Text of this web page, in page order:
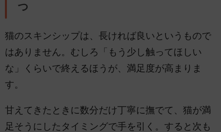
つ
猫のスキンシップは、長ければ良いというもので
はありません。むしろ「もう少し触ってほしい
な」くらいで終えるほうが、満足度が高まりま
す。
甘えてきたときに数分だけ丁寧に撫でて、猫が満
足そうにしたタイミングで手を引く。すると次も